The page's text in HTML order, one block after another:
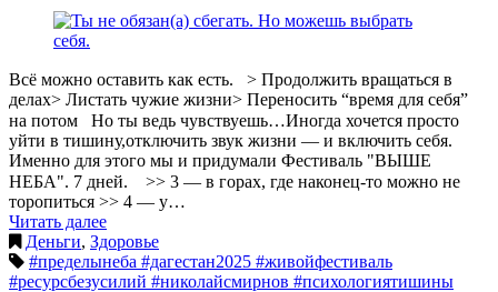
Всё можно оставить как есть.⠀> Продолжить вращаться в
делах> Листать чужие жизни> Переносить “время для себя”
на потом⠀Но ты ведь чувствуешь…Иногда хочется просто
уйти в тишину,отключить звук жизни — и включить себя.
Именно для этого мы и придумали Фестиваль "ВЫШЕ
НЕБА". 7 дней.⠀ >> 3 — в горах, где наконец-то можно не
торопиться >> 4 — у…
Читать далее
Деньги, Здоровье
#пределынеба #дагестан2025 #живойфестиваль
#ресурсбезусилий #николайсмирнов #психологиятишины